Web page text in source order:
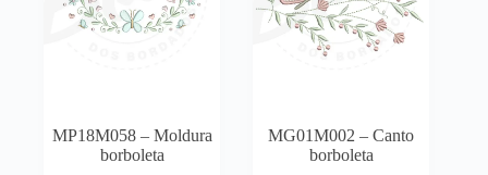
MP18M058 – Moldura
borboleta
MG01M002 – Canto
borboleta